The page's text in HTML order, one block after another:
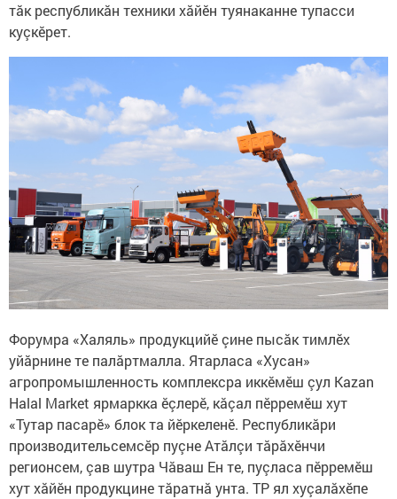
тăк республикăн техники хăйӗн туянаканне тупасси
куçкӗрет.
Форумра «Халяль» продукцийӗ çине пысăк тимлӗх
уйăрнине те палăртмалла. Ятарласа «Хусан»
агропромышленность комплексра иккӗмӗш çул Kazan
Halal Market ярмаркка ӗçлерӗ, кăçал пӗрремӗш хут
«Тутар пасарӗ» блок та йӗркеленӗ. Республикăри
производительсемсӗр пуçне Атăлçи тăрăхӗнчи
регионсем, çав шутра Чăваш Ен те, пуçласа пӗрремӗш
хут хăйӗн продукцине тăратнă унта. ТР ял хуçалăхӗпе